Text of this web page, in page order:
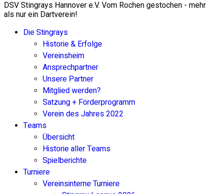
DSV Stingrays Hannover e.V. Vom Rochen gestochen - mehr
als nur ein Dartverein!
Die Stingrays
Historie & Erfolge
Vereinsheim
Ansprechpartner
Unsere Partner
Mitglied werden?
Satzung + Förderprogramm
Verein des Jahres 2022
Teams
Übersicht
Historie aller Teams
Spielberichte
Turniere
Vereinsinterne Turniere